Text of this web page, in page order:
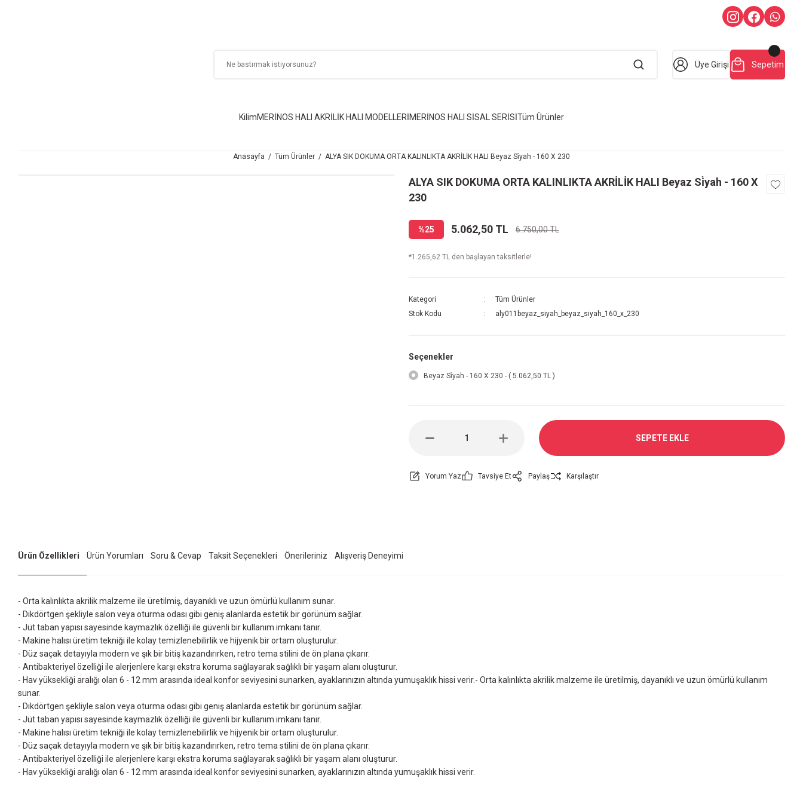
Üye Girişi Sepetim
KilimMERİNOS HALI AKRİLİK HALI MODELLERİMERİNOS HALI SİSAL SERİSİTüm Ürünler
Anasayfa Tüm Ürünler ALYA SIK DOKUMA ORTA KALINLIKTA AKRİLİK HALI Beyaz Si̇yah - 160 X 230
ALYA SIK DOKUMA ORTA KALINLIKTA AKRİLİK HALI Beyaz Si̇yah - 160 X
230
%25 5.062,50 TL 6.750,00 TL
*1.265,62 TL den başlayan taksitlerle!
Kategori
Tüm Ürünler
Stok Kodu
aly011beyaz_siyah_beyaz_siyah_160_x_230
Seçenekler
Beyaz Si̇yah - 160 X 230 - ( 5.062,50 TL )
SEPETE EKLE
Yorum Yaz Tavsiye Et Paylaş Karşılaştır
Ürün Özellikleri Ürün Yorumları Soru & Cevap Taksit Seçenekleri Önerileriniz Alışveriş Deneyimi
- Orta kalınlıkta akrilik malzeme ile üretilmiş, dayanıklı ve uzun ömürlü kullanım sunar.
- Dikdörtgen şekliyle salon veya oturma odası gibi geniş alanlarda estetik bir görünüm sağlar.
- Jüt taban yapısı sayesinde kaymazlık özelliği ile güvenli bir kullanım imkanı tanır.
- Makine halısı üretim tekniği ile kolay temizlenebilirlik ve hijyenik bir ortam oluşturulur.
- Düz saçak detayıyla modern ve şık bir bitiş kazandırırken, retro tema stilini de ön plana çıkarır.
- Antibakteriyel özelliği ile alerjenlere karşı ekstra koruma sağlayarak sağlıklı bir yaşam alanı oluşturur.
- Hav yüksekliği aralığı olan 6 - 12 mm arasında ideal konfor seviyesini sunarken, ayaklarınızın altında yumuşaklık hissi verir.- Orta kalınlıkta akrilik malzeme ile üretilmiş, dayanıklı ve uzun ömürlü kullanım
sunar.
- Dikdörtgen şekliyle salon veya oturma odası gibi geniş alanlarda estetik bir görünüm sağlar.
- Jüt taban yapısı sayesinde kaymazlık özelliği ile güvenli bir kullanım imkanı tanır.
- Makine halısı üretim tekniği ile kolay temizlenebilirlik ve hijyenik bir ortam oluşturulur.
- Düz saçak detayıyla modern ve şık bir bitiş kazandırırken, retro tema stilini de ön plana çıkarır.
- Antibakteriyel özelliği ile alerjenlere karşı ekstra koruma sağlayarak sağlıklı bir yaşam alanı oluşturur.
- Hav yüksekliği aralığı olan 6 - 12 mm arasında ideal konfor seviyesini sunarken, ayaklarınızın altında yumuşaklık hissi verir.